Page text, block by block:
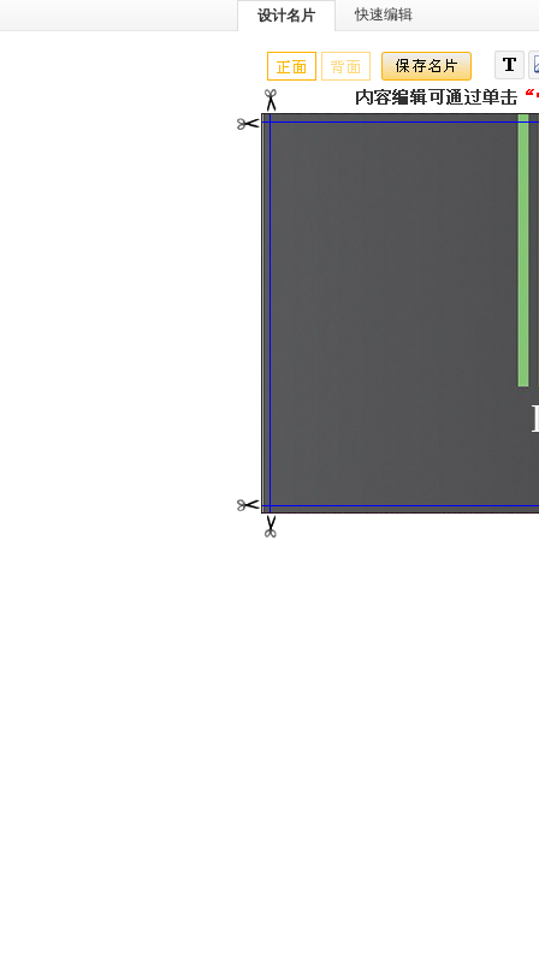
设计名片 快速编辑